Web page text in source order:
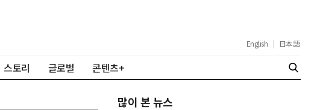
English | 日本語
스토리 글로벌 콘텐츠+
많이 본 뉴스